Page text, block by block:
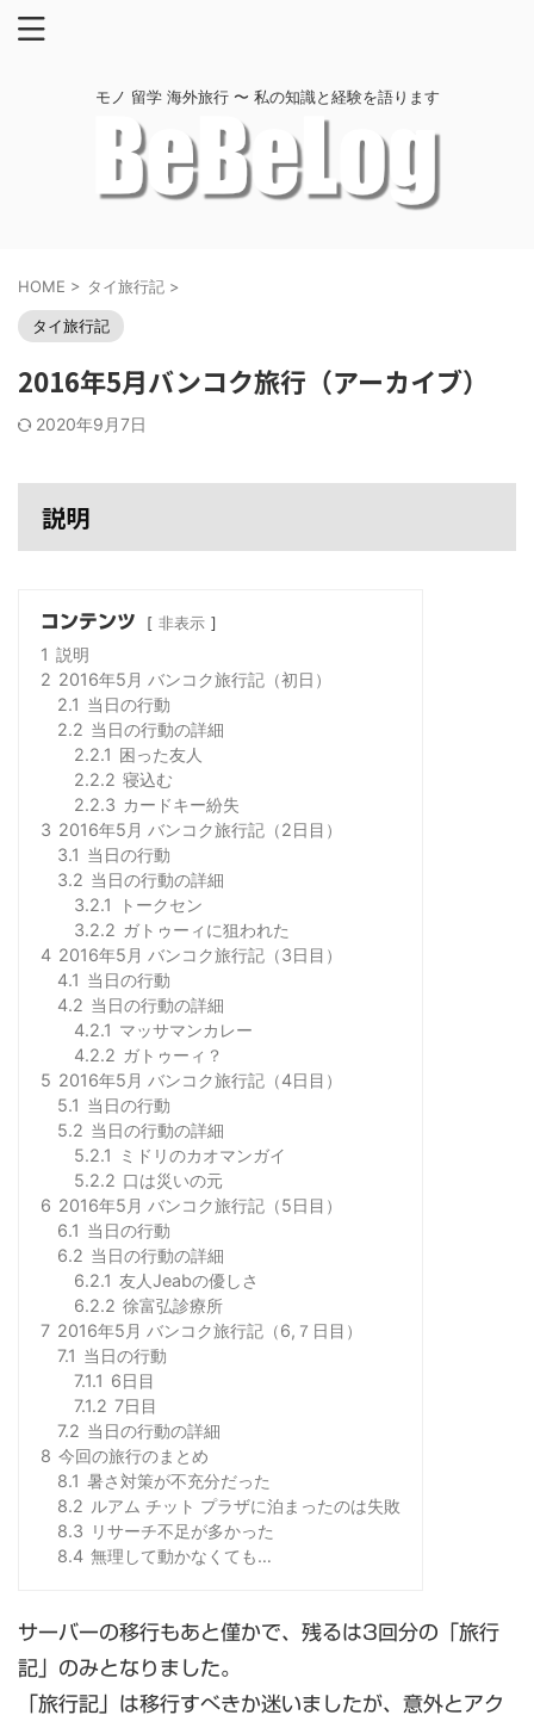
モノ 留学 海外旅行 〜 私の知識と経験を語ります
HOME > タイ旅行記 >
タイ旅行記
2016年5月バンコク旅行（アーカイブ）
2020年9月7日
説明
コンテンツ 非表示
1 説明
2 2016年5月 バンコク旅行記（初日）
2.1 当日の行動
2.2 当日の行動の詳細
2.2.1 困った友人
2.2.2 寝込む
2.2.3 カードキー紛失
3 2016年5月 バンコク旅行記（2日目）
3.1 当日の行動
3.2 当日の行動の詳細
3.2.1
トークセン
3.2.2 ガトゥーィに狙われた
4 2016年5月 バンコク旅行記（3日目）
4.1 当日の行動
4.2 当日の行動の詳細
4.2.1 マッサマンカレー
4.2.2 ガトゥーィ？
5 2016年5月 バンコク旅行記（4日目）
5.1 当日の行動
5.2 当日の行動の詳細
5.2.1
ミドリのカオマンガイ
5.2.2 口は災いの元
6 2016年5月 バンコク旅行記（5日目）
6.1 当日の行動
6.2 当日の行動の詳細
6.2.1 友人Jeabの優しさ
6.2.2 徐富弘診療所
7 2016年5月 バンコク旅行記（6,７日目）
7.1 当日の行動
7.1.1 6日目
7.1.2 7日目
7.2 当日の行動の詳細
8 今回の旅行のまとめ
8.1 暑さ対策が不充分だった
8.2 ルアム チット プラザに泊まったのは失敗
8.3 リサーチ不足が多かった
8.4 無理して動かなくても…
サーバーの移行もあと僅かで、残るは3回分の「旅行
記」のみとなりました。
「旅行記」は移行すべきか迷いましたが、意外とアク